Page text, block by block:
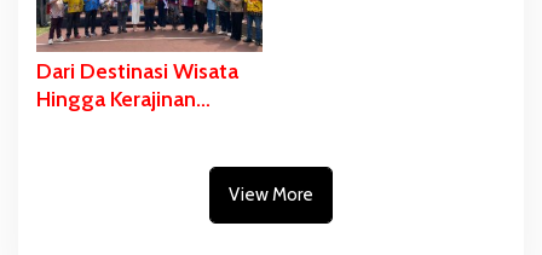
Dari Destinasi Wisata
Hingga Kerajinan
View More